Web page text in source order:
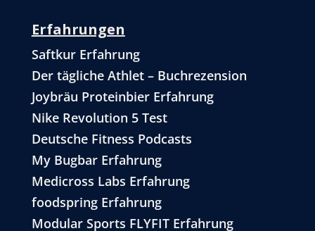
Erfahrungen
Saftkur Erfahrung
Der tägliche Athlet – Buchrezension
Joybräu Proteinbier Erfahrung
Nike Revolution 5 Test
Deutsche Fitness Podcasts
My Bugbar Erfahrung
Medicross Labs Erfahrung
foodspring Erfahrung
Modular Sports FLYFIT Erfahrung